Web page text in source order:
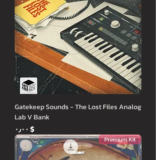
Gatekeep Sounds - The Lost Files Analog
Lab V Bank
Price
$ ۰٫۰۰
Premium Kit